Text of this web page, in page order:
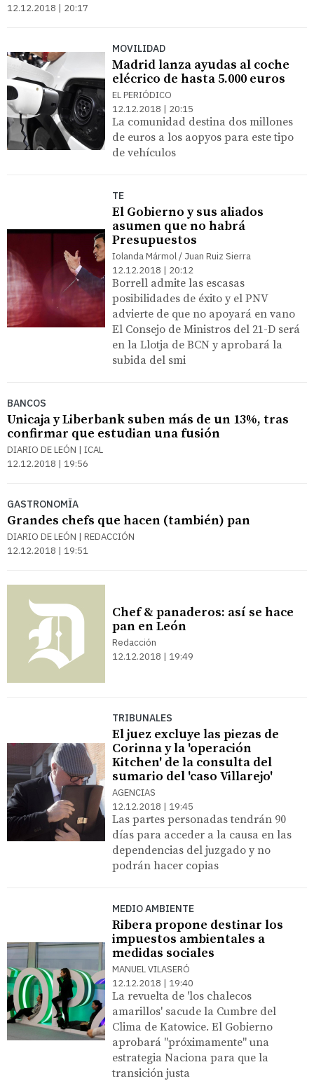
12.12.2018 | 20:17
MOVILIDAD
Madrid lanza ayudas al coche
elécrico de hasta 5.000 euros
EL PERIÓDICO
12.12.2018 | 20:15
La comunidad destina dos millones
de euros a los aopyos para este tipo
de vehículos
TE
El Gobierno y sus aliados
asumen que no habrá
Presupuestos
Iolanda Mármol / Juan Ruiz Sierra
12.12.2018 | 20:12
Borrell admite las escasas
posibilidades de éxito y el PNV
advierte de que no apoyará en vano
El Consejo de Ministros del 21-D será
en la Llotja de BCN y aprobará la
subida del smi
BANCOS
Unicaja y Liberbank suben más de un 13%, tras
confirmar que estudian una fusión
DIARIO DE LEÓN | ICAL
12.12.2018 | 19:56
GASTRONOMÏA
Grandes chefs que hacen (también) pan
DIARIO DE LEÓN | REDACCIÓN
12.12.2018 | 19:51
Chef & panaderos: así se hace
pan en León
Redacción
12.12.2018 | 19:49
TRIBUNALES
El juez excluye las piezas de
Corinna y la 'operación
Kitchen' de la consulta del
sumario del 'caso Villarejo'
AGENCIAS
12.12.2018 | 19:45
Las partes personadas tendrán 90
días para acceder a la causa en las
dependencias del juzgado y no
podrán hacer copias
MEDIO AMBIENTE
Ribera propone destinar los
impuestos ambientales a
medidas sociales
MANUEL VILASERÓ
12.12.2018 | 19:40
La revuelta de 'los chalecos
amarillos' sacude la Cumbre del
Clima de Katowice. El Gobierno
aprobará "próximamente" una
estrategia Naciona para que la
transición justa